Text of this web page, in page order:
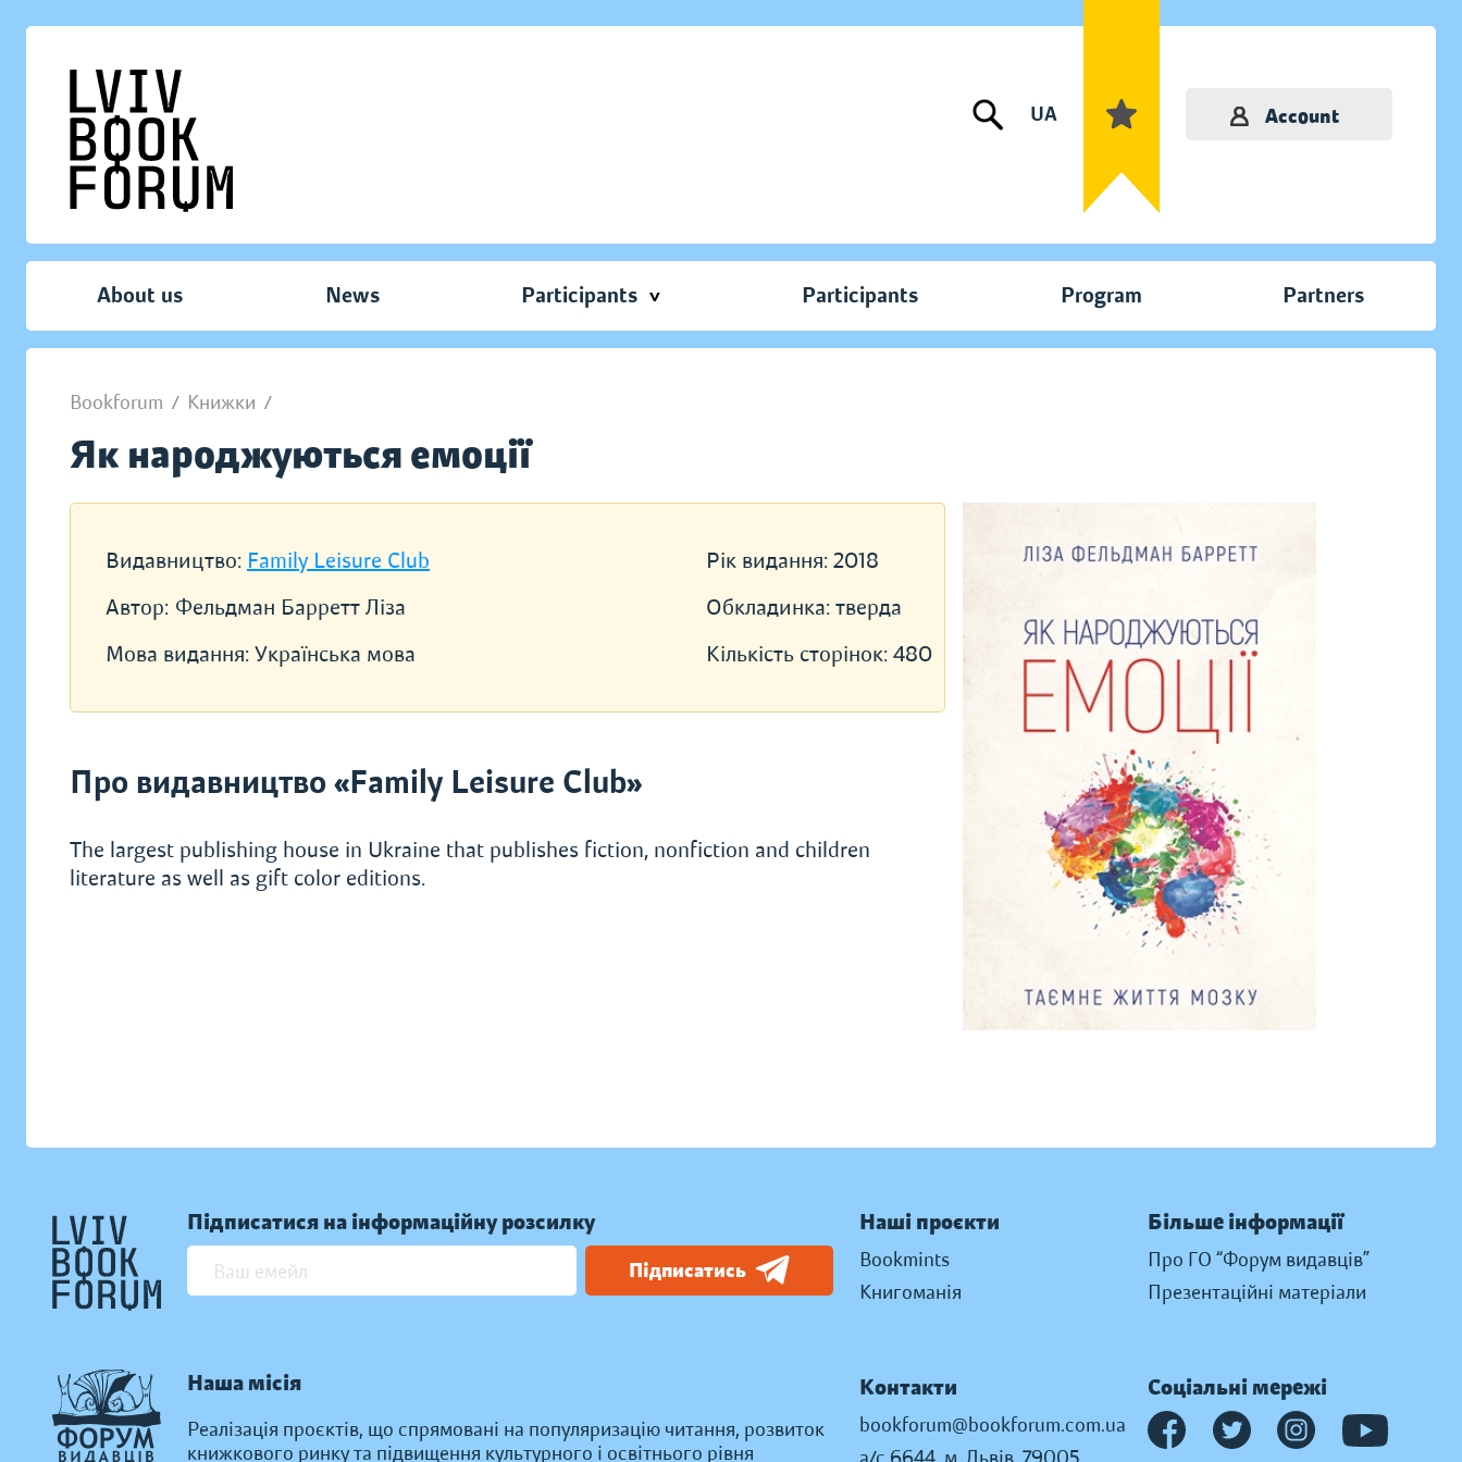
UA Account
About us News Participants Participants Program Partners
Bookforum / Книжки /
Як народжуються емоції
Видавництво: Family Leisure Club
Автор: Фельдман Барретт Ліза
Мова видання: Українська мова
Рік видання: 2018
Обкладинка: тверда
Кількість сторінок: 480
Про видавництво «Family Leisure Club»
The largest publishing house in Ukraine that publishes fiction, nonfiction and children
literature as well as gift color editions.
Підписатися на інформаційну розсилку
Підписатись
Наша місія
Реалізація проєктів, що спрямовані на популяризацію читання, розвиток
книжкового ринку та підвищення культурного і освітнього рівня
Наші проєкти
Bookmints
Книгоманія
Більше інформації
Про ГО “Форум видавців”
Презентаційні матеріали
Контакти
bookforum@bookforum.com.ua
Соціальні мережі